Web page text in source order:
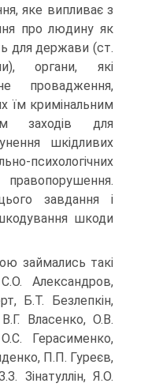
яке випливає з
про людину як
для держави (ст.
органи, які
провадження,
їм кримінальним
заходів для
шкідливих
психологічних
правопорушення.
завдання і
шкоди
займались такі
Александров,
Б.Т. Безлепкін,
Власенко, О.В.
Герасименко,
П.П. Гуреєв,
Зінатуллін, Я.О.